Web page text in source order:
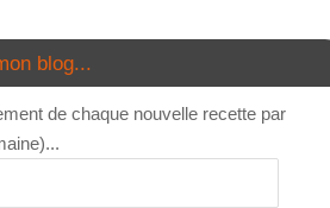
blog...
de chaque nouvelle recette par